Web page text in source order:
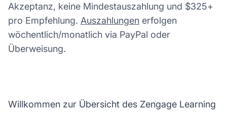
Akzeptanz, keine Mindestauszahlung und $325+
pro Empfehlung. Auszahlungen erfolgen
wöchentlich/monatlich via PayPal oder
Überweisung.
Willkommen zur Übersicht des Zengage Learning